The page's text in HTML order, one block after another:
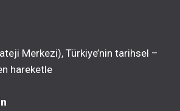
Merkezi), Türkiye’nin tarihsel –
hareketle